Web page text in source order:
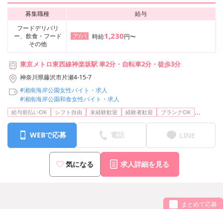
募集職種
給与
フードデリバリ
ー、飲食・フード
その他
ア/パ 時給1,230円〜
東京メトロ東西線神楽坂駅 車2分・自転車2分・徒歩3分
神奈川県藤沢市片瀬4-15-7
#湘南海岸公園女性バイト・求人
#湘南海岸公園和食女性バイト・求人
給与前払いOK シフト自由 未経験歓迎 経験者歓迎 ブランクOK ...
WEBで応募 電話 LINE
気になる 求人詳細を見る
まとめて応募